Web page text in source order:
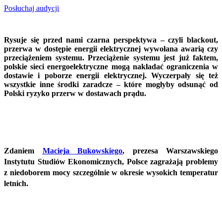
Posłuchaj audycji
Rysuje się przed nami czarna perspektywa – czyli blackout,
przerwa w dostępie energii elektrycznej wywołana awarią czy
przeciążeniem systemu. Przeciążenie systemu jest już faktem,
polskie sieci energoelektryczne mogą nakładać ograniczenia w
dostawie i poborze energii elektrycznej. Wyczerpały się też
wszystkie inne środki zaradcze – które mogłyby odsunąć od
Polski ryzyko przerw w dostawach prądu.
Zdaniem Macieja Bukowskiego, prezesa Warszawskiego
Instytutu Studiów Ekonomicznych, Polsce zagrażają problemy
z niedoborem mocy szczególnie w okresie wysokich temperatur
letnich.